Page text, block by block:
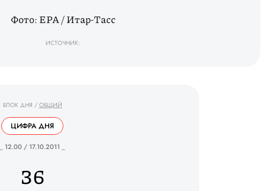
Фото: EPA / Итар-Тасс
ИСТОЧНИК:
БЛОК ДНЯ / ОБЩИЙ
ЦИФРА ДНЯ
_ 12.00 / 17.10.2011 _
36